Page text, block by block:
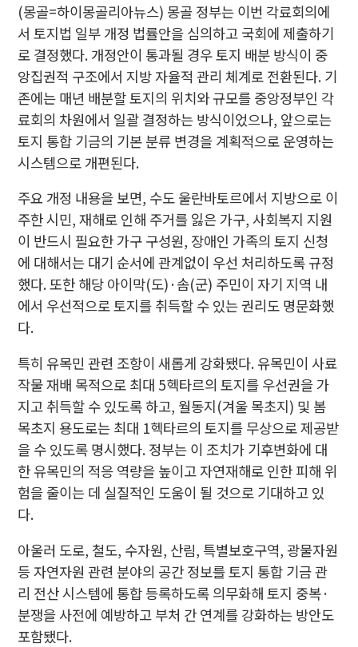
(몽골=하이몽골리아뉴스) 몽골 정부는 이번 각료회의에
서 토지법 일부 개정 법률안을 심의하고 국회에 제출하기
로 결정했다. 개정안이 통과될 경우 토지 배분 방식이 중
앙집권적 구조에서 지방 자율적 관리 체계로 전환된다. 기
존에는 매년 배분할 토지의 위치와 규모를 중앙정부인 각
료회의 차원에서 일괄 결정하는 방식이었으나, 앞으로는
토지 통합 기금의 기본 분류 변경을 계획적으로 운영하는
시스템으로 개편된다.
주요 개정 내용을 보면, 수도 울란바토르에서 지방으로 이
주한 시민, 재해로 인해 주거를 잃은 가구, 사회복지 지원
이 반드시 필요한 가구 구성원, 장애인 가족의 토지 신청
에 대해서는 대기 순서에 관계없이 우선 처리하도록 규정
했다. 또한 해당 아이막(도)·솜(군) 주민이 자기 지역 내
에서 우선적으로 토지를 취득할 수 있는 권리도 명문화했
다.
특히 유목민 관련 조항이 새롭게 강화됐다. 유목민이 사료
작물 재배 목적으로 최대 5헥타르의 토지를 우선권을 가
지고 취득할 수 있도록 하고, 월동지(겨울 목초지) 및 봄
목초지 용도로는 최대 1헥타르의 토지를 무상으로 제공받
을 수 있도록 명시했다. 정부는 이 조치가 기후변화에 대
한 유목민의 적응 역량을 높이고 자연재해로 인한 피해 위
험을 줄이는 데 실질적인 도움이 될 것으로 기대하고 있
다.
아울러 도로, 철도, 수자원, 산림, 특별보호구역, 광물자원
등 자연자원 관련 분야의 공간 정보를 토지 통합 기금 관
리 전산 시스템에 통합 등록하도록 의무화해 토지 중복·
분쟁을 사전에 예방하고 부처 간 연계를 강화하는 방안도
포함됐다.